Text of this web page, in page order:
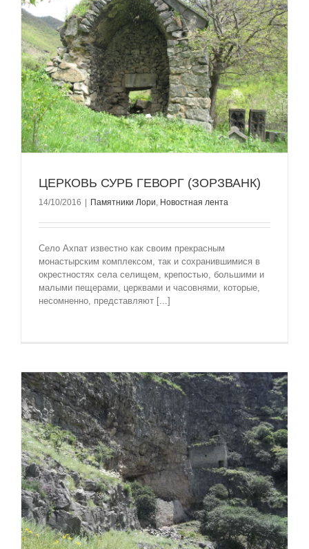
ЦЕРКОВЬ СУРБ ГЕВОРГ (ЗОРЗВАНК)
14/10/2016 Памятники Лори, Новостная лента
Село Ахпат известно как своим прекрасным
монастырским комплексом, так и сохранившимися в
окрестностях села селищем, крепостью, большими и
малыми пещерами, церквами и часовнями, которые,
несомненно, представляют [...]